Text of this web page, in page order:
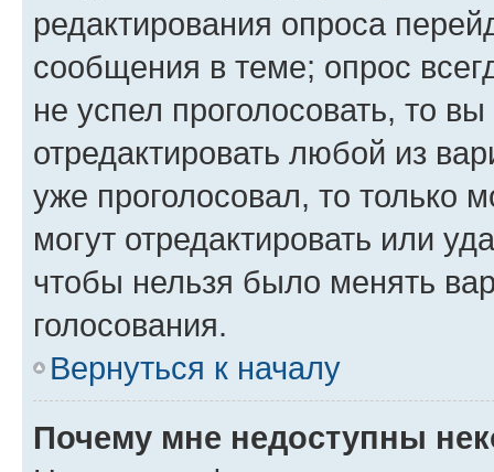
редактирования опроса
сообщения в теме; опрос
не успел проголосовать, то
отредактировать любой из
уже проголосовал, то только
могут отредактировать или
чтобы нельзя было менять
голосования.
Вернуться к началу
Почему мне недоступны